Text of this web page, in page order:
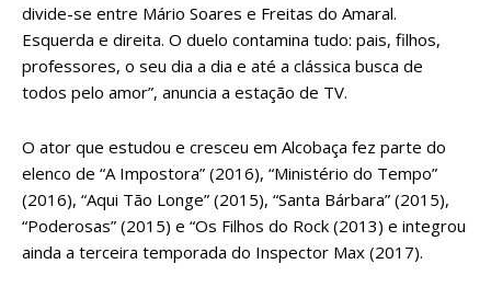
divide-se entre Mário Soares e Freitas do Amaral.
Esquerda e direita. O duelo contamina tudo: pais, filhos,
professores, o seu dia a dia e até a clássica busca de
todos pelo amor”, anuncia a estação de TV.
O ator que estudou e cresceu em Alcobaça fez parte do
elenco de “A Impostora” (2016), “Ministério do Tempo”
(2016), “Aqui Tão Longe” (2015), “Santa Bárbara” (2015),
“Poderosas” (2015) e “Os Filhos do Rock (2013) e integrou
ainda a terceira temporada do Inspector Max (2017).